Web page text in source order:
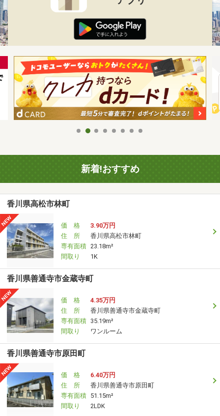
新着!おすすめ
香川県高松市林町
価 格
3.90万円
住 所
香川県高松市林町
専有面積 23.18m²
間取り
1K
香川県善通寺市金蔵寺町
価 格
4.35万円
住 所
香川県善通寺市金蔵寺町
専有面積 35.19m²
間取り
ワンルーム
香川県善通寺市原田町
価 格
6.40万円
住 所
香川県善通寺市原田町
専有面積 51.15m²
間取り
2LDK